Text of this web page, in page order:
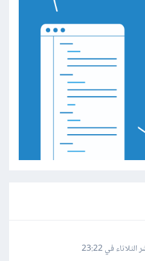
الثلاثاء في 23:22